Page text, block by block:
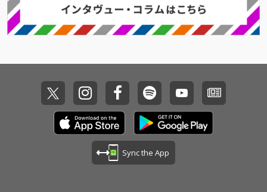
Sync the App